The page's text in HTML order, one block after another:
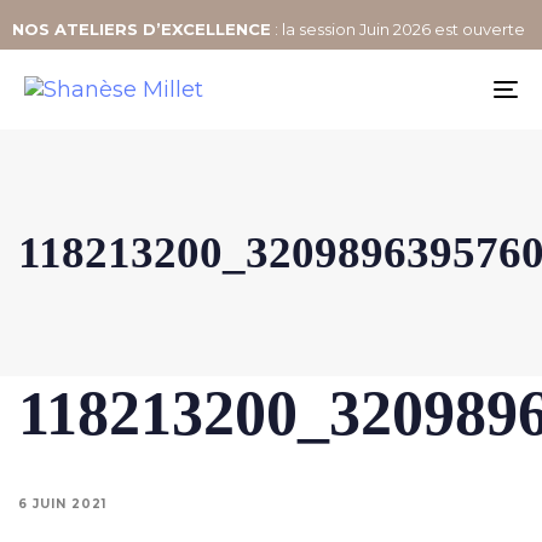
NOS ATELIERS D’EXCELLENCE : la session Juin 2026 est ouverte
6 JUIN 2021